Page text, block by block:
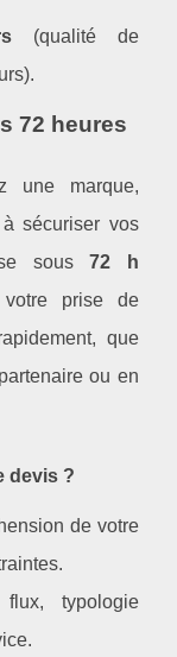
(qualité de
72 heures
une marque,
sécuriser vos
sous72 h
prise de
que
ou en
devis ?
de votre
typologie